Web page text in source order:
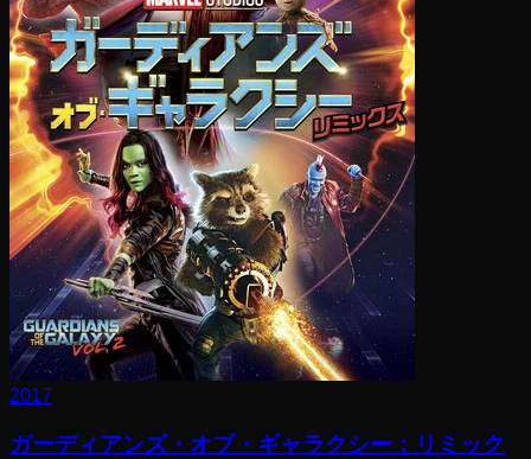
2017
ガーディアンズ・オブ・ギャラクシー：リミック